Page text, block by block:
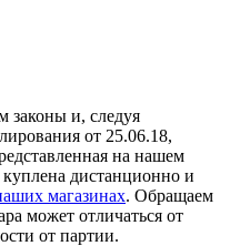
законы и, следуя
от 25.06.18,
на нашем
дистанционно и
магазинах. Обращаем
может отличаться от
от партии.